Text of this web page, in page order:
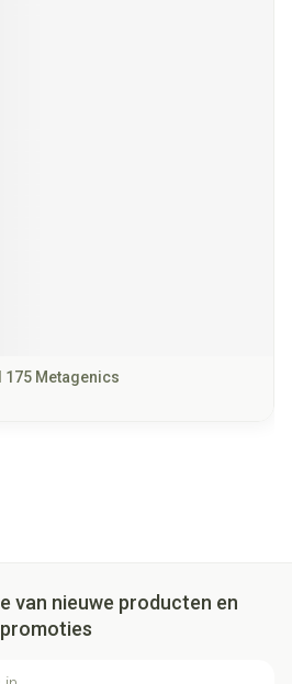
175 Metagenics
van nieuwe producten en
promoties